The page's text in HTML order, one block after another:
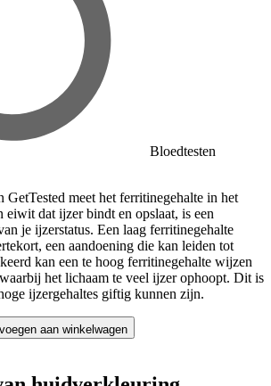
Bloedtesten
GetTested meet het ferritinegehalte in het
eiwit dat ijzer bindt en opslaat, is een
je ijzerstatus. Een laag ferritinegehalte
een aandoening die kan leiden tot
kan een te hoog ferritinegehalte wijzen
het lichaam te veel ijzer ophoopt. Dit is
ijzergehaltes giftig kunnen zijn.
aan winkelwagen